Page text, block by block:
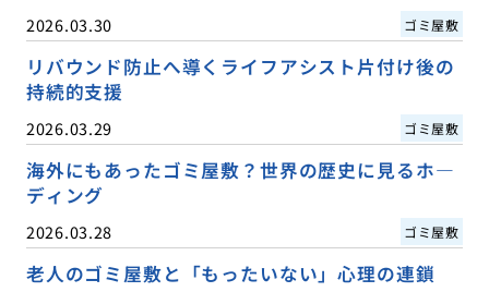
2026.03.30 ゴミ屋敷
リバウンド防止へ導くライフアシスト片付け後の
持続的支援
2026.03.29 ゴミ屋敷
海外にもあったゴミ屋敷？世界の歴史に見るホ―
ディング
2026.03.28 ゴミ屋敷
老人のゴミ屋敷と「もったいない」心理の連鎖